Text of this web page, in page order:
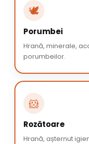
🕊️
Porumbei
Hrană, minerale,
porumbeilor.
🐹
Rozătoare
Hrană, așternut